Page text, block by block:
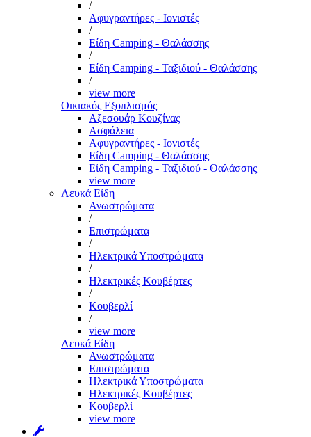
/
Αφυγραντήρες - Ιονιστές
/
Είδη Camping - Θαλάσσης
/
Είδη Camping - Ταξιδιού - Θαλάσσης
/
view more
Οικιακός Εξοπλισμός
Αξεσουάρ Κουζίνας
Ασφάλεια
Αφυγραντήρες - Ιονιστές
Είδη Camping - Θαλάσσης
Είδη Camping - Ταξιδιού - Θαλάσσης
view more
Λευκά Είδη
Ανωστρώματα
/
Επιστρώματα
/
Ηλεκτρικά Υποστρώματα
/
Ηλεκτρικές Κουβέρτες
/
Κουβερλί
/
view more
Λευκά Είδη
Ανωστρώματα
Επιστρώματα
Ηλεκτρικά Υποστρώματα
Ηλεκτρικές Κουβέρτες
Κουβερλί
view more